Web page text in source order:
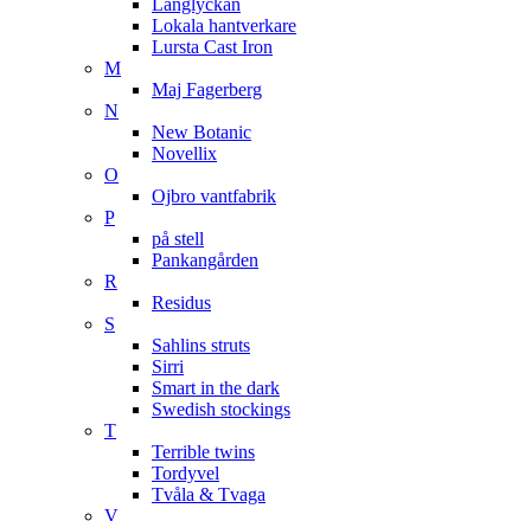
Långlyckan
Lokala hantverkare
Lursta Cast Iron
M
Maj Fagerberg
N
New Botanic
Novellix
O
Ojbro vantfabrik
P
på stell
Pankangården
R
Residus
S
Sahlins struts
Sirri
Smart in the dark
Swedish stockings
T
Terrible twins
Tordyvel
Tvåla & Tvaga
V